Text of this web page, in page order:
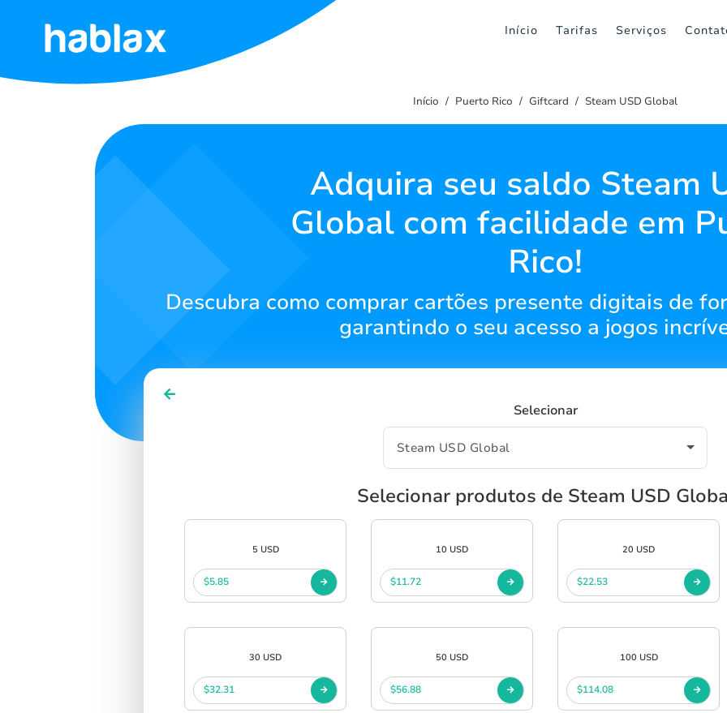
Início Tarifas Serviços
Início
Início Puerto Rico Giftcard Steam USD Global
Adquira seu saldo Steam
Global com facilidade em
Rico!
Descubra como comprar cartões presente digitais de
garantindo o seu acesso a jogos
Selecionar
Selecionar produtos de Steam USD
5 USD
$5.85
10 USD
$11.72
20 USD
$22.53
30 USD
$32.31
50 USD
$56.88
100 USD
$114.08